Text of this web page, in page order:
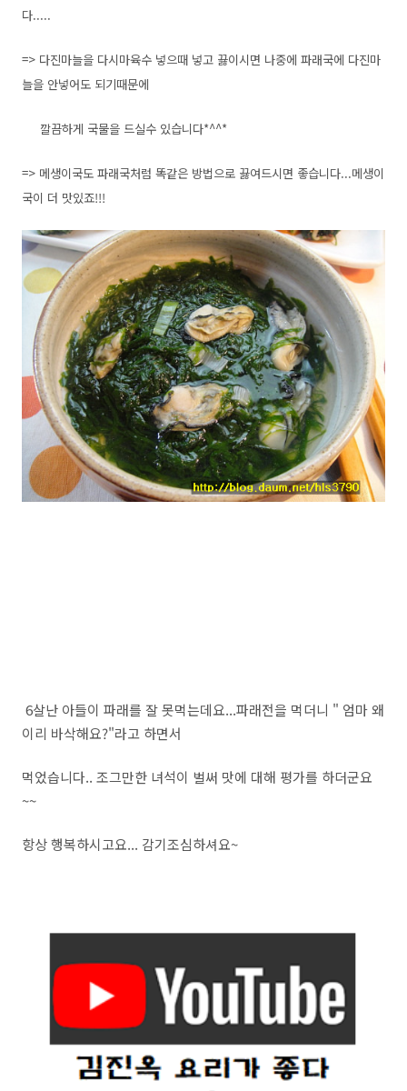
다.....
=> 다진마늘을 다시마육수 넣으때 넣고 끓이시면 나중에 파래국에 다진마
늘을 안넣어도 되기때문에
깔끔하게 국물을 드실수 있습니다*^^*
=> 메생이국도 파래국처럼 똑같은 방법으로 끓여드시면 좋습니다...메생이
국이 더 맛있죠!!!
6살난 아들이 파래를 잘 못먹는데요...파래전을 먹더니 " 엄마 왜
이리 바삭해요?"라고 하면서
먹었습니다.. 조그만한 녀석이 벌써 맛에 대해 평가를 하더군요
~~
항상 행복하시고요... 감기조심하셔요~